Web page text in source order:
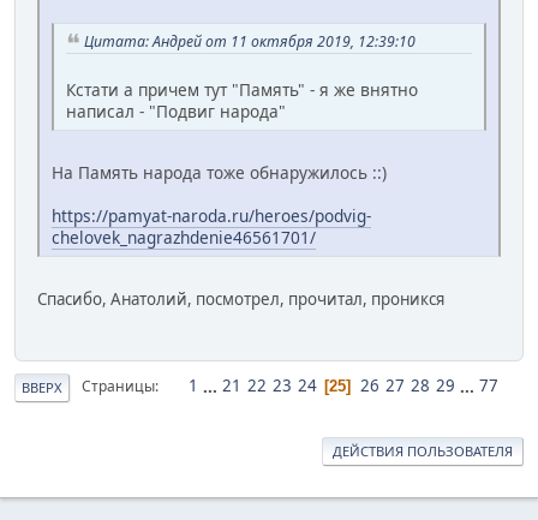
Цитата: Андрей от 11 октября 2019, 12:39:10
Кстати а причем тут "Память" - я же внятно
написал - "Подвиг народа"
На Память народа тоже обнаружилось ::)
https://pamyat-naroda.ru/heroes/podvig-
chelovek_nagrazhdenie46561701/
Спасибо, Анатолий, посмотрел, прочитал, проникся
ВВЕРХ Страницы 1 ... 21 22 23 24 25 26 27 28 29 ... 77
ДЕЙСТВИЯ ПОЛЬЗОВАТЕЛЯ